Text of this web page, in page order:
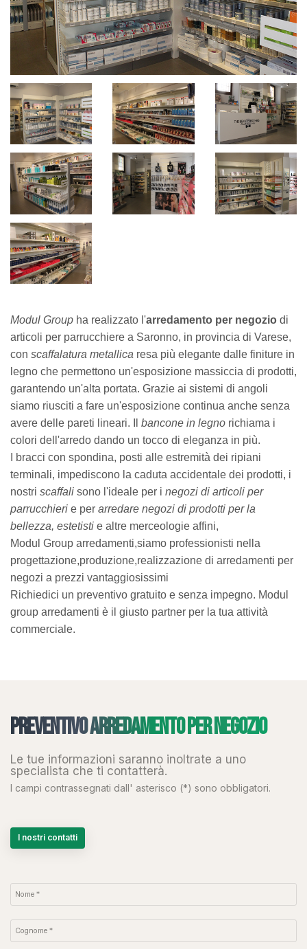
Modul Group ha realizzato l'arredamento per negozio di
articoli per parrucchiere a Saronno, in provincia di Varese,
con scaffalatura metallica resa più elegante dalle finiture in
legno che permettono un'esposizione massiccia di prodotti,
garantendo un'alta portata. Grazie ai sistemi di angoli
siamo riusciti a fare un'esposizione continua anche senza
avere delle pareti lineari. Il
bancone in legno richiama i
colori dell'arredo dando un tocco di eleganza in più.
I bracci con spondina, posti alle estremità dei ripiani
terminali, impediscono la caduta accidentale dei prodotti, i
nostri scaffali sono l'ideale per i negozi di articoli per
parrucchieri e per arredare negozi di prodotti per la
bellezza, estetisti e altre merceologie affini,
Modul Group arredamenti,siamo professionisti nella
progettazione,produzione,realizzazione di arredamenti per
negozi a prezzi vantaggiosissimi
Richiedici un preventivo gratuito e senza impegno. Modul
group arredamenti è il giusto partner per la tua attività
commerciale.
Preventivo arredamento per negozio
Le tue informazioni saranno inoltrate a uno
specialista che ti contatterà.
I campi contrassegnati dall' asterisco (*) sono obbligatori.
I nostri contatti